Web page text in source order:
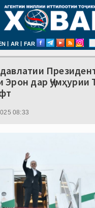
| AR | FAR
Эрон дар Ҷумҳурии
08:33